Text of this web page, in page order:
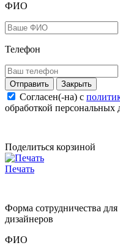
ФИО
Телефон
Закрыть
Согласен(-на) c
обработкой персональных
Поделиться корзиной
Печать
Форма сотрудничества
дизайнеров
ФИО